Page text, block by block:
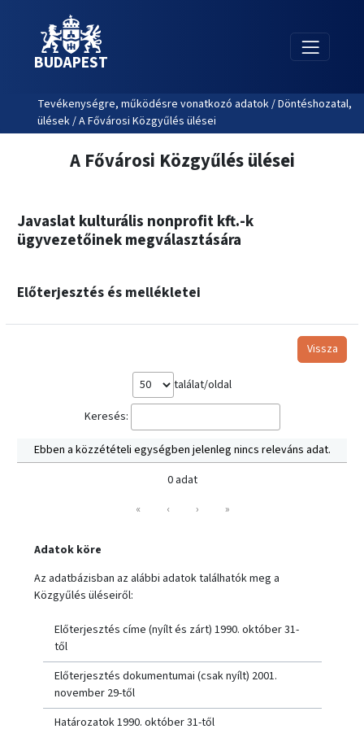
BUDAPEST
Tevékenységre, működésre vonatkozó adatok / Döntéshozatal,
ülések / A Fővárosi Közgyűlés ülései
A Fővárosi Közgyűlés ülései
Javaslat kulturális nonprofit kft.-k
ügyvezetőinek megválasztására
Előterjesztés és mellékletei
Vissza
találat/oldal
Keresés:
Ebben a közzétételi egységben jelenleg nincs releváns adat.
0 adat
«
‹ › »
Adatok köre
Az adatbázisban az alábbi adatok találhatók meg a
Közgyűlés üléseiről:
Előterjesztés címe (nyílt és zárt) 1990. október 31-
től
Előterjesztés dokumentumai (csak nyílt) 2001.
november 29-től
Határozatok 1990. október 31-től